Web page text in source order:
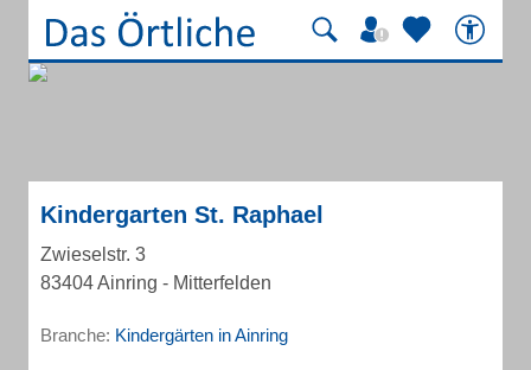
Kindergarten St. Raphael
Zwieselstr. 3
83404 Ainring - Mitterfelden
Branche: Kindergärten in Ainring